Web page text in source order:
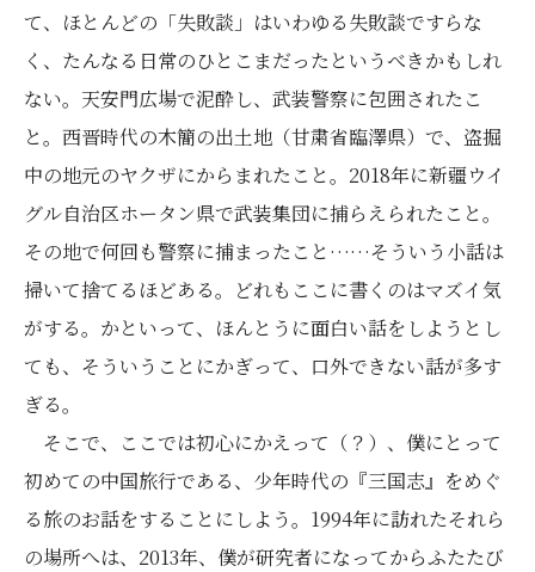
て、ほとんどの「失敗談」はいわゆる失敗談ですらな
く、たんなる日常のひとこまだったというべきかもしれ
ない。天安門広場で泥酔し、武装警察に包囲されたこ
と。西晋時代の木簡の出土地（甘粛省臨澤県）で、盗掘
中の地元のヤクザにからまれたこと。2018年に新疆ウイ
グル自治区ホータン県で武装集団に捕らえられたこと。
その地で何回も警察に捕まったこと……そういう小話は
掃いて捨てるほどある。どれもここに書くのはマズイ気
がする。かといって、ほんとうに面白い話をしようとし
ても、そういうことにかぎって、口外できない話が多す
ぎる。
そこで、ここでは初心にかえって（？）、僕にとって
初めての中国旅行である、少年時代の『三国志』をめぐ
る旅のお話をすることにしよう。1994年に訪れたそれら
の場所へは、2013年、僕が研究者になってからふたたび